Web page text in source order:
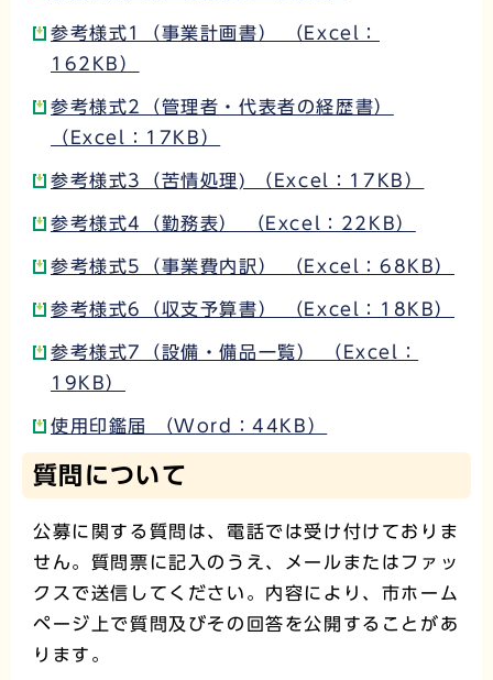
参考様式1（事業計画書） （Excel：
162KB）
参考様式2（管理者・代表者の経歴書）
（Excel：17KB）
参考様式3（苦情処理) （Excel：17KB）
参考様式4（勤務表） （Excel：22KB）
参考様式5（事業費内訳） （Excel：68KB）
参考様式6（収支予算書） （Excel：18KB）
参考様式7（設備・備品一覧） （Excel：
19KB）
使用印鑑届 （Word：44KB）
質問について
公募に関する質問は、電話では受け付けておりま
せん。質問票に記入のうえ、メールまたはファッ
クスで送信してください。内容により、市ホーム
ページ上で質問及びその回答を公開することがあ
ります。